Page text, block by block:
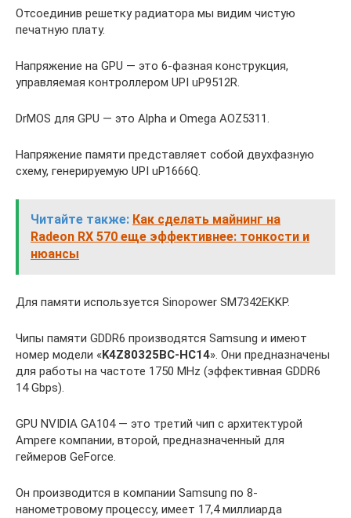
Отсоединив решетку радиатора мы видим чистую
печатную плату.
Напряжение на GPU — это 6-фазная конструкция,
управляемая контроллером UPI uP9512R.
DrMOS для GPU — это Alpha и Omega AOZ5311.
Напряжение памяти представляет собой двухфазную
схему, генерируемую UPI uP1666Q.
Читайте также: Как сделать майнинг на
Radeon RX 570 еще эффективнее: тонкости и
нюансы
Для памяти используется Sinopower SM7342EKKP.
Чипы памяти GDDR6 производятся Samsung и имеют
номер модели «K4Z80325BC-HC14». Они предназначены
для работы на частоте 1750 MHz (эффективная GDDR6
14 Gbps).
GPU NVIDIA GA104 — это третий чип с архитектурой
Ampere компании, второй, предназначенный для
геймеров GeForce.
Он производится в компании Samsung по 8-
нанометровому процессу, имеет 17,4 миллиарда